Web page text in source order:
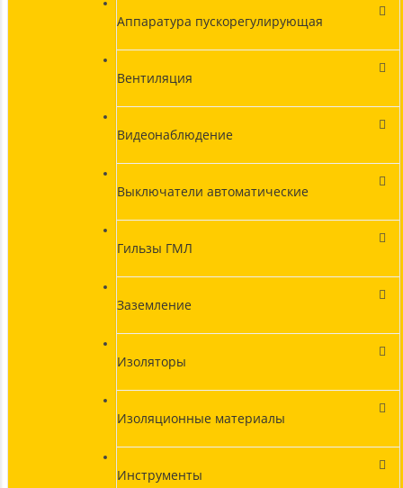
Аппаратура пускорегулирующая
Вентиляция
Видеонаблюдение
Выключатели автоматические
Гильзы ГМЛ
Заземление
Изоляторы
Изоляционные материалы
Инструменты